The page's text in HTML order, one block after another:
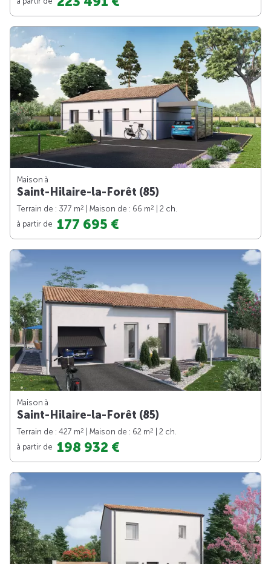
Maison à
Saint-Hilaire-la-Forêt (85)
Terrain de : 377 m2 | Maison de : 66 m2
| 2 ch.
à partir de 177 695 €
Maison à
Saint-Hilaire-la-Forêt (85)
Terrain de : 427 m2 | Maison de : 62 m2
| 2 ch.
à partir de 198 932 €